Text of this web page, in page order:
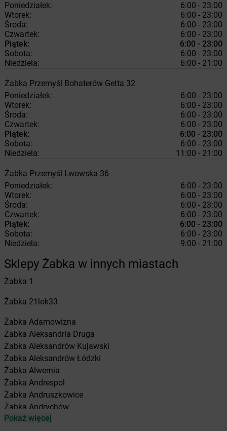
Poniedziałek:
6:00 - 23:00
Wtorek:
6:00 - 23:00
Środa:
6:00 - 23:00
Czwartek:
6:00 - 23:00
Piątek:
6:00 - 23:00
Sobota:
6:00 - 23:00
Niedziela:
6:00 - 21:00
Żabka Przemyśl Bohaterów Getta 32
Poniedziałek:
6:00 - 23:00
Wtorek:
6:00 - 23:00
Środa:
6:00 - 23:00
Czwartek:
6:00 - 23:00
Piątek:
6:00 - 23:00
Sobota:
6:00 - 23:00
Niedziela:
11:00 - 21:00
Żabka Przemyśl Lwowska 36
Poniedziałek:
6:00 - 23:00
Wtorek:
6:00 - 23:00
Środa:
6:00 - 23:00
Czwartek:
6:00 - 23:00
Piątek:
6:00 - 23:00
Sobota:
6:00 - 23:00
Niedziela:
9:00 - 21:00
Sklepy Żabka w innych miastach
Żabka 1
Żabka 21lok33
Żabka Adamowizna
Żabka Aleksandria Druga
Żabka Aleksandrów Kujawski
Żabka Aleksandrów Łódzki
Żabka Alwernia
Żabka Andrespol
Żabka Andruszkowice
Żabka Andrychów
Żabka Antonie
Pokaż więcej